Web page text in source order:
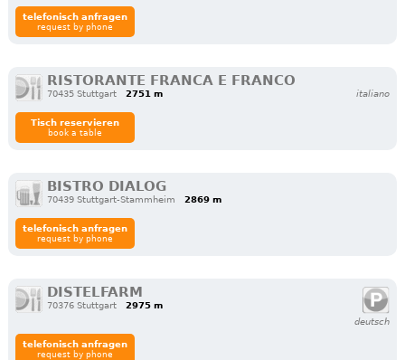
telefonisch anfragen
request by phone
RISTORANTE FRANCA E FRANCO
70435 Stuttgart 2751 m italiano
Tisch reservieren
book a table
BISTRO DIALOG
70439 Stuttgart-Stammheim 2869 m
telefonisch anfragen
request by phone
DISTELFARM
70376 Stuttgart
2975 m
deutsch
telefonisch anfragen
request by phone